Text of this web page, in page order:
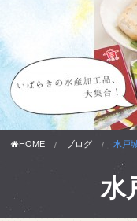
HOME ブログ 水戸
水